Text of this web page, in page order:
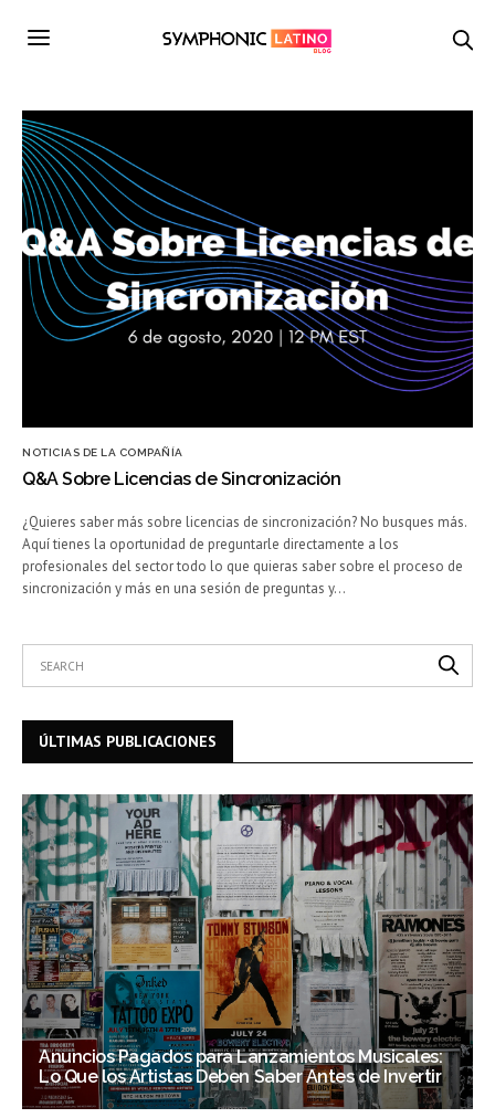
NOTICIAS DE LA COMPAÑÍA
Q&A Sobre Licencias de Sincronización
¿Quieres saber más sobre licencias de sincronización? No busques más.
Aquí tienes la oportunidad de preguntarle directamente a los
profesionales del sector todo lo que quieras saber sobre el proceso de
sincronización y más en una sesión de preguntas y…
ÚLTIMAS PUBLICACIONES
Anuncios Pagados para Lanzamientos Musicales:
Lo Que los Artistas Deben Saber Antes de Invertir